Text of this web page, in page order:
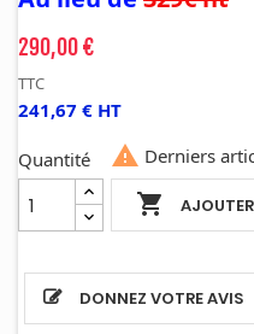
290,00 €
TTC
241,67 € HT
Quantité

 Derniers
DONNEZ VOTRE AVIS